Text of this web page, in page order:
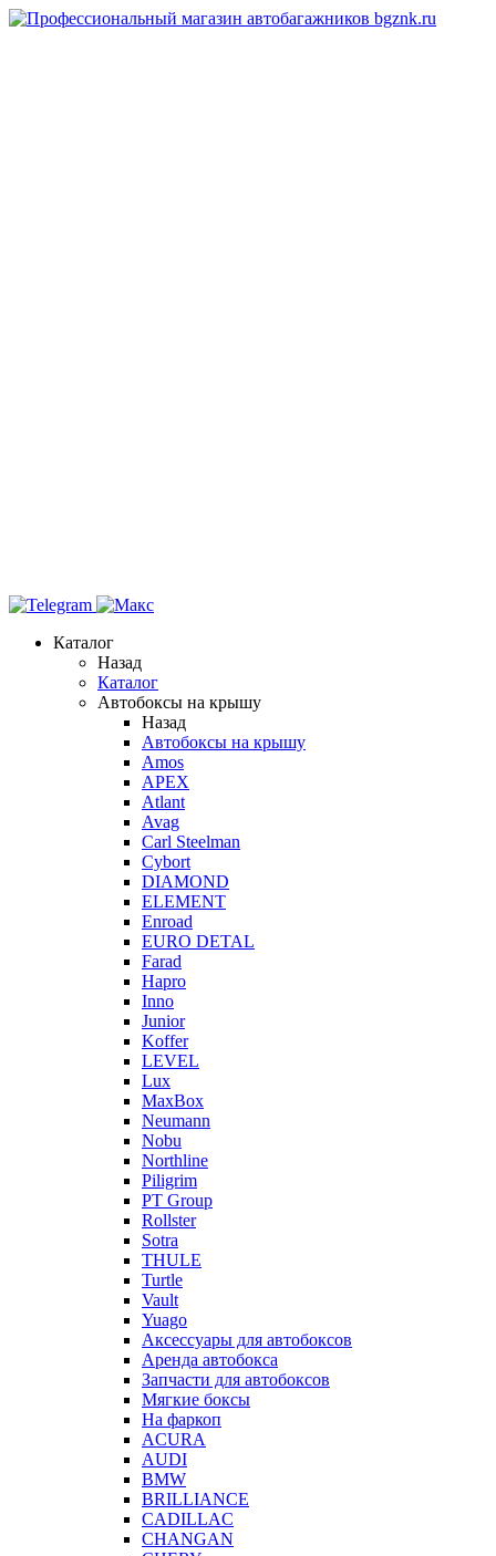
Каталог
Назад
Каталог
Автобоксы на крышу
Назад
Автобоксы на крышу
Amos
APEX
Atlant
Avag
Carl Steelman
Cybort
DIAMOND
ELEMENT
Enroad
EURO DETAL
Farad
Hapro
Inno
Junior
Koffer
LEVEL
Lux
MaxBox
Neumann
Nobu
Northline
Piligrim
PT Group
Rollster
Sotra
THULE
Turtle
Vault
Yuago
Аксессуары для автобоксов
Аренда автобокса
Запчасти для автобоксов
Мягкие боксы
На фаркоп
ACURA
AUDI
BMW
BRILLIANCE
CADILLAC
CHANGAN